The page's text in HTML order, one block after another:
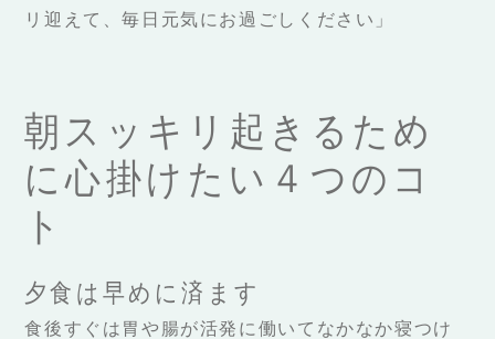
リ迎えて、毎日元気にお過ごしください」
朝スッキリ起きるため
に心掛けたい４つのコ
ト
夕食は早めに済ます
食後すぐは胃や腸が活発に働いてなかなか寝つけ